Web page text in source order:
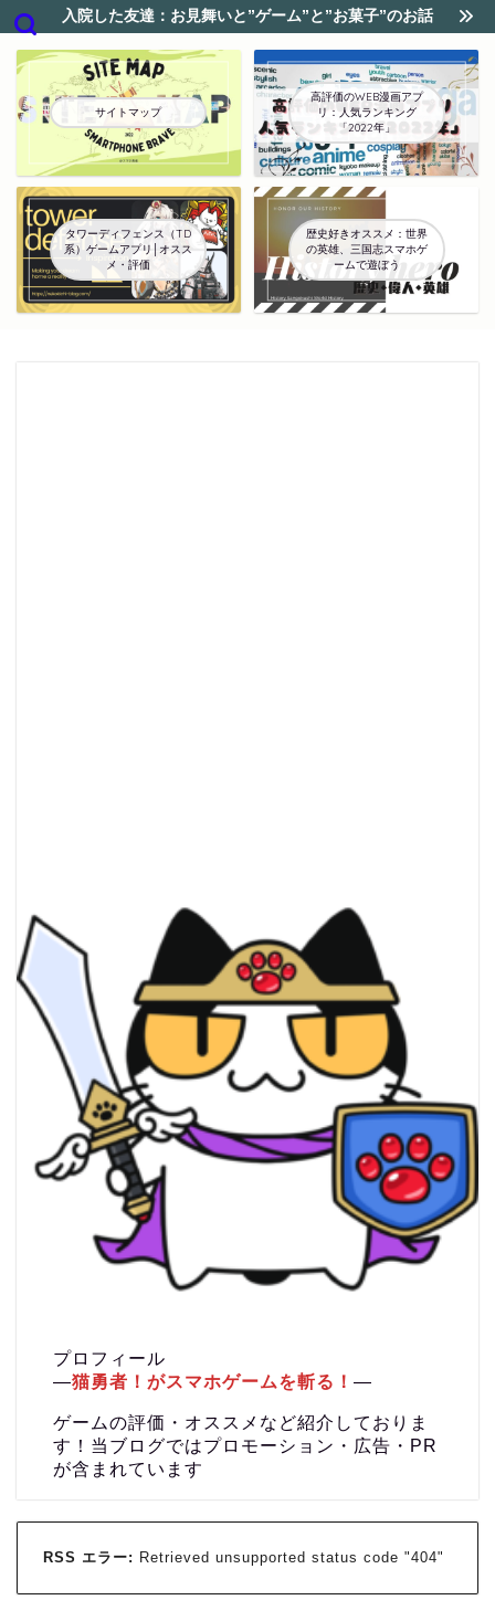
入院した友達：お見舞いと”ゲーム”と”お菓子”のお話
サイトマップ
高評価のWEB漫画アプ
リ：人気ランキング
「2022年」
タワーディフェンス（TD
系）ゲームアプリ│オスス
メ・評価
歴史好きオススメ：世界
の英雄、三国志スマホゲ
ームで遊ぼう
プロフィール
―猫勇者！がスマホゲームを斬る！―
ゲームの評価・オススメなど紹介しておりま
す！当ブログではプロモーション・広告・PR
が含まれています
RSS エラー: Retrieved unsupported status code "404"